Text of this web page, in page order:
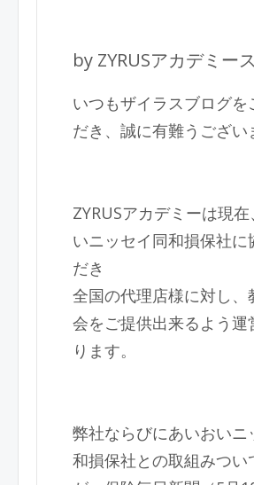
by ZYRUSアカデミー
いつもザイラスブログを
だき、誠に有難うござい
ZYRUSアカデミーは現
いニッセイ同和損保社に
だき
全国の代理店様に対し、
会をご提供出来るよう運
ります。
弊社ならびにあいおいニ
和損保社との取組みつい